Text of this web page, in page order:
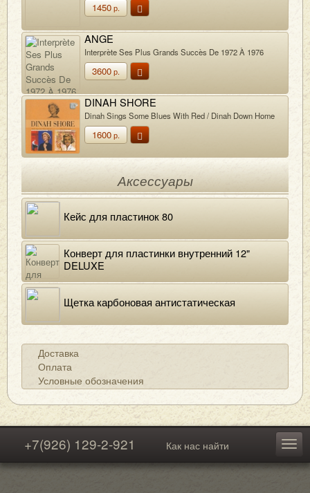
1450р.
ANGE
Interprète Ses Plus Grands Succès De 1972 À 1976
3600р.
DINAH SHORE
Dinah Sings Some Blues With Red / Dinah Down Home
1600р.
Аксессуары
Кейс для пластинок 80
Конверт для пластинки внутренний 12"
DELUXE
Щетка карбоновая антистатическая
Доставка
Оплата
Условные обозначения
+7(926) 129-2-921 Как нас найти